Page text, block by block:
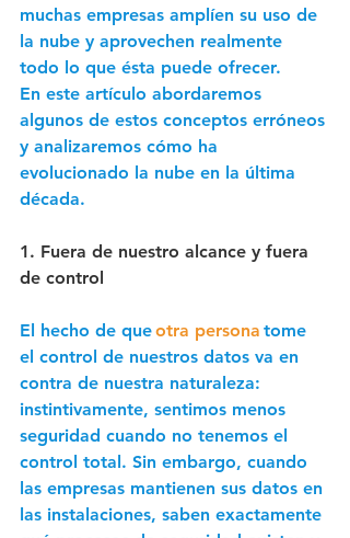
muchas empresas amplíen su uso de
la nube y aprovechen realmente
todo lo que ésta puede ofrecer.
En este artículo abordaremos
algunos de estos conceptos erróneos
y analizaremos cómo ha
evolucionado la nube en la última
década.
1. Fuera de nuestro alcance y fuera
de control
El hecho de queotra persona tome
el control de nuestros datos va en
contra de nuestra naturaleza:
instintivamente, sentimos menos
seguridad cuando no tenemos el
control total. Sin embargo, cuando
las empresas mantienen sus datos en
las instalaciones, saben exactamente